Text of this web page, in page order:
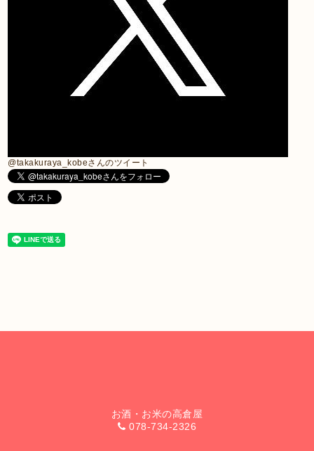
@takakuraya_kobeさんのツイート
お酒・お米の高倉屋
078-734-2326